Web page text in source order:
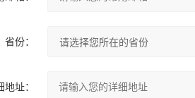
省份：
地址：